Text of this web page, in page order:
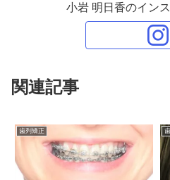
小岩 明日香のイン
関連記事
歯列矯正